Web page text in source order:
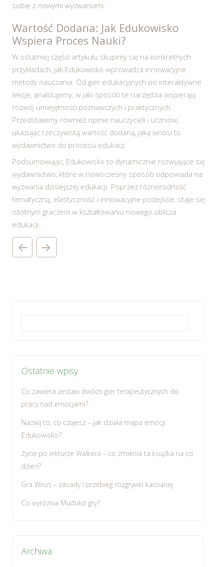
sobie z nowymi wyzwaniami.
Wartość Dodana: Jak Edukowisko
Wspiera Proces Nauki?
W ostatniej części artykułu skupimy się na konkretnych
przykładach, jak Edukowisko wprowadza innowacyjne
metody nauczania. Od gier edukacyjnych po interaktywne
lekcje, analizujemy, w jaki sposób te narzędzia wspierają
rozwój umiejętności poznawczych i praktycznych.
Przedstawimy również opinie nauczycieli i uczniów,
ukazując rzeczywistą wartość dodaną, jaką wnosi to
wydawnictwo do procesu edukacji.
Podsumowując, Edukowisko to dynamicznie rozwijające się
wydawnictwo, które w nowoczesny sposób odpowiada na
wyzwania dzisiejszej edukacji. Poprzez różnorodność
tematyczną, elastyczność i innowacyjne podejście, staje się
istotnym graczem w kształtowaniu nowego oblicza
edukacji.
Ostatnie wpisy
Co zawiera zestaw dwóch gier terapeutycznych do
pracy nad emocjami?
Nazwij to, co czujesz – jak działa mapa emocji
Edukowisko?
Życie po lekturze Walkera – co zmienia ta książka na co
dzień?
Gra Wirus – zasady i przebieg rozgrywki karcianej
Co wyróżnia Muduko gry?
Archiwa